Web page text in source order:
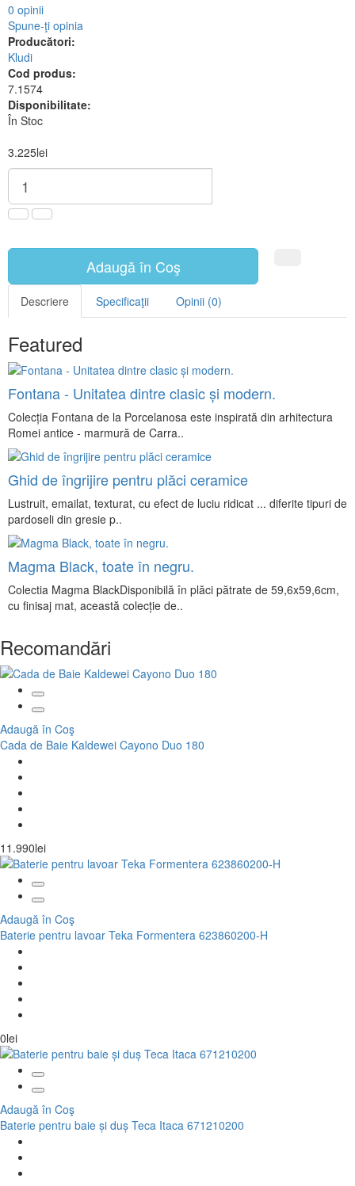
0 opinii
Spune-ţi opinia
Producători:
Kludi
Cod produs:
7.1574
Disponibilitate:
În Stoc
3.225lei
Adaugă în Coş
Descriere Specificaţii Opinii (0)
Featured
Fontana - Unitatea dintre clasic și modern.
Colecția Fontana de la Porcelanosa este inspirată din arhitectura
Romei antice - marmură de Carra..
Ghid de îngrijire pentru plăci ceramice
Lustruit, emailat, texturat, cu efect de luciu ridicat ... diferite tipuri de
pardoseli din gresie p..
Magma Black, toate în negru.
Colectia Magma BlackDisponibilă în plăci pătrate de 59,6x59,6cm,
cu finisaj mat, această colecție de..
Recomandări
Adaugă în Coş
Cada de Baie Kaldewei Cayono Duo 180
11.990lei
Adaugă în Coş
Baterie pentru lavoar Teka Formentera 623860200-H
0lei
Adaugă în Coş
Baterie pentru baie și duș Teca Itaca 671210200